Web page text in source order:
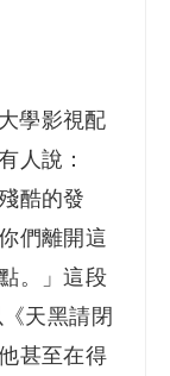
學影視配
人說：
酷的發
們離開這
。」這段
天黑請閉
甚至在得